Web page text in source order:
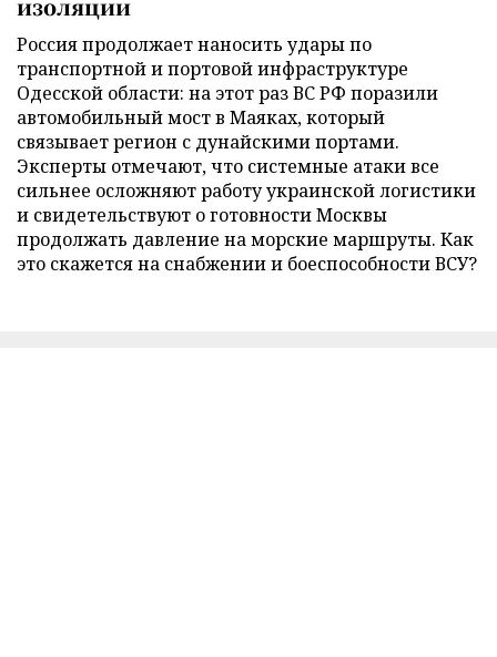
Россия продолжает наносить удары по
транспортной и портовой инфраструктуре
Одесской области: на этот раз ВС РФ поразили
автомобильный мост в Маяках, который
связывает регион с дунайскими портами.
Эксперты отмечают, что системные атаки все
сильнее осложняют работу украинской логистики
и свидетельствуют о готовности Москвы
продолжать давление на морские маршруты. Как
это скажется на снабжении и боеспособности ВСУ?